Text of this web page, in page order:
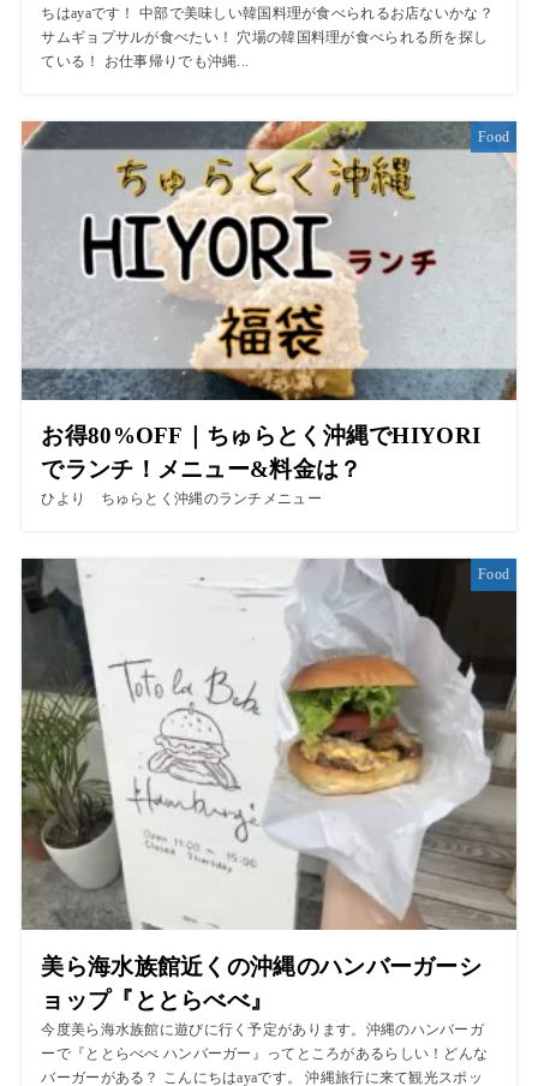
ちはayaです！ 中部で美味しい韓国料理が食べられるお店ないかな？
サムギョプサルが食べたい！ 穴場の韓国料理が食べられる所を探し
ている！ お仕事帰りでも沖縄...
Food
お得80%OFF｜ちゅらとく沖縄でHIYORI
でランチ！メニュー&料金は？
ひより ちゅらとく沖縄のランチメニュー
Food
美ら海水族館近くの沖縄のハンバーガーシ
ョップ『ととらべべ』
今度美ら海水族館に遊びに行く予定があります。沖縄のハンバーガ
ーで『ととらべべ ハンバーガー』ってところがあるらしい！どんな
バーガーがある？ こんにちはayaです。 沖縄旅行に来て観光スポッ